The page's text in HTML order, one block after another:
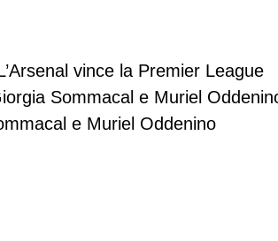
vince la Premier League
Sommacal e Muriel